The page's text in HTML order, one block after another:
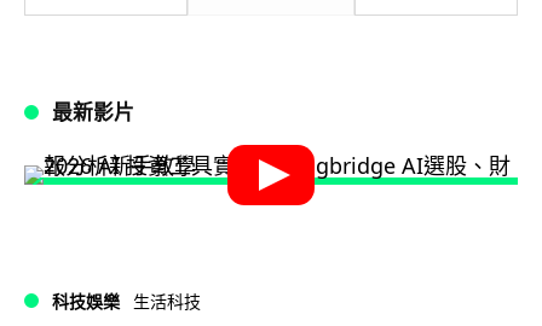
最新影片
科技娛樂 生活科技